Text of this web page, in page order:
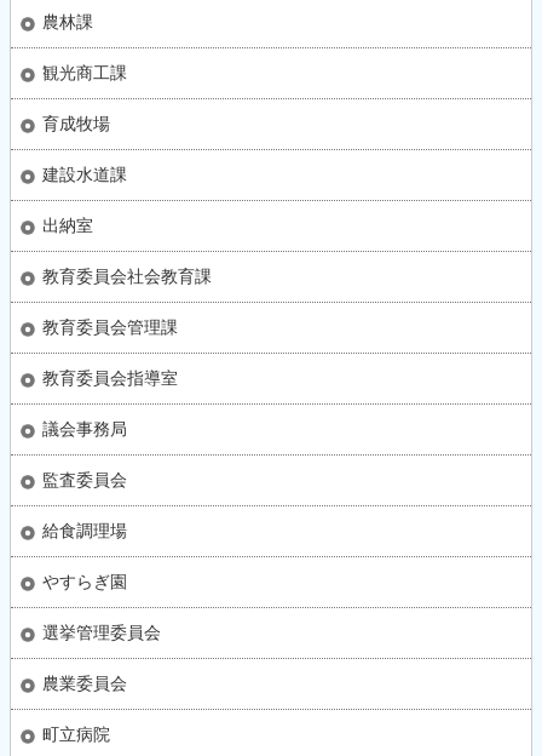
農林課
観光商工課
育成牧場
建設水道課
出納室
教育委員会社会教育課
教育委員会管理課
教育委員会指導室
議会事務局
監査委員会
給食調理場
やすらぎ園
選挙管理委員会
農業委員会
町立病院